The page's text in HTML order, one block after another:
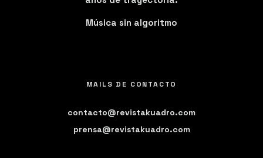
Música sin algoritmo
MAILS DE CONTACTO
contacto@revistakuadro.com
prensa@revistakuadro.com